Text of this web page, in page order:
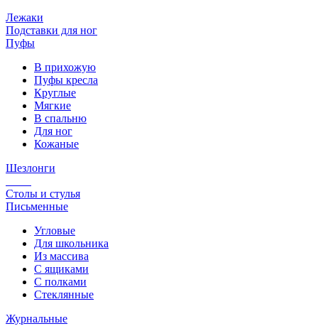
Лежаки
Подставки для ног
Пуфы
В прихожую
Пуфы кресла
Круглые
Мягкие
В спальню
Для ног
Кожаные
Шезлонги
Столы и стулья
Письменные
Угловые
Для школьника
Из массива
С ящиками
С полками
Стеклянные
Журнальные